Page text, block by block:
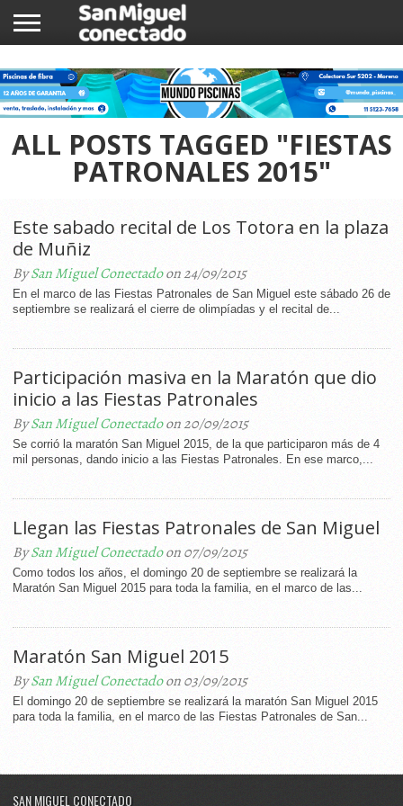
NOTICIAS
COMUNIDAD
COMERCIOS
ALL POSTS TAGGED "FIESTAS
PATRONALES 2015"
Este sabado recital de Los Totora en la plaza
de Muñiz
BySan Miguel Conectadoon 24/09/2015
En el marco de las Fiestas Patronales de San Miguel este sábado 26 de
septiembre se realizará el cierre de olimpíadas y el recital de...
Participación masiva en la Maratón que dio
inicio a las Fiestas Patronales
BySan Miguel Conectadoon 20/09/2015
Se corrió la maratón San Miguel 2015, de la que participaron más de 4
mil personas, dando inicio a las Fiestas Patronales. En ese marco,...
Llegan las Fiestas Patronales de San Miguel
BySan Miguel Conectadoon 07/09/2015
Como todos los años, el domingo 20 de septiembre se realizará la
Maratón San Miguel 2015 para toda la familia, en el marco de las...
Maratón San Miguel 2015
BySan Miguel Conectadoon 03/09/2015
El domingo 20 de septiembre se realizará la maratón San Miguel 2015
para toda la familia, en el marco de las Fiestas Patronales de San...
SAN MIGUEL CONECTADO